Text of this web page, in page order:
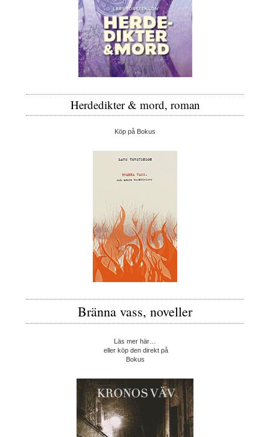
Herdedikter & mord, roman
Köp på Bokus
Bränna vass, noveller
Läs mer här…
eller köp den direkt på
Bokus